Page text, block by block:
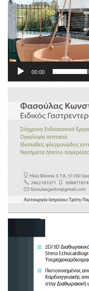
00:00